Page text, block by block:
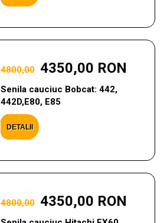
4800,00 4350,00 RON
Senila cauciuc Bobcat: 442,
442D,E80, E85
DETALII
4800,00 4350,00 RON